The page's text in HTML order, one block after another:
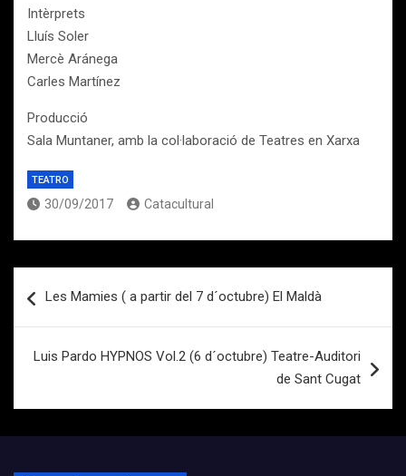
Intèrprets
Lluís Soler
Mercè Aránega
Carles Martínez
Producció
Sala Muntaner, amb la col·laboració de Teatres en Xarxa
TEATRO
30/09/2017 Catacultural
de
Les Mamies ( a partir del 7 d´octubre) El Maldà
Luis Pardo HYPNOS Vol.2 (6 d´octubre) Teatre-Auditori
de Sant Cugat